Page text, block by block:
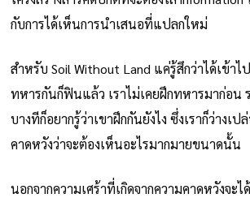
กับการได้เห็นการนำเสนอที่แปลกใหม่
สำหรับ Soil Without Land แค่รู้สึกว่าได้เข้าไ
ทหารกันก็ฟินแล้ว เราไม่เคยฝึกทหารมาก่อน
บางทีก็อยากรู้ว่าเขาฝึกกันยังไง ซึ่งเราก็ว่างเ
คาดหวังว่าจะต้องเห็นอะไรมากมายขนาดนั้น
นอกจากความเศร้าที่เกิดจากความคาดหวังจะ